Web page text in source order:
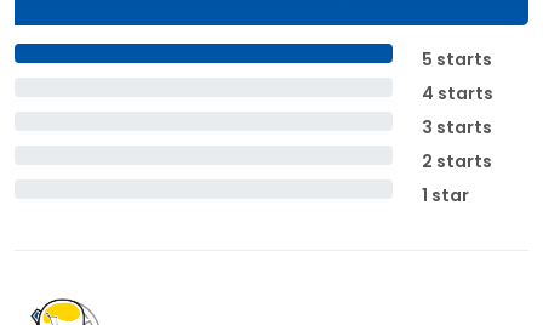
5 starts
4 starts
3 starts
2 starts
1 star